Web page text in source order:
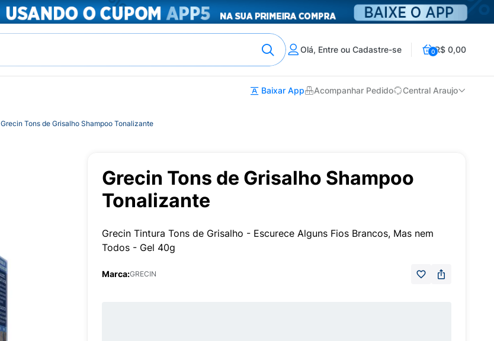
Olá, Entre ou Cadastre-se 0R$ 0,00
Baixar App Acompanhar Pedido Central Araujo
Grecin Tons de Grisalho Shampoo Tonalizante
Grecin Tons de Grisalho Shampoo
Tonalizante
Grecin Tintura Tons de Grisalho - Escurece Alguns Fios Brancos, Mas nem
Todos - Gel 40g
Marca:GRECIN